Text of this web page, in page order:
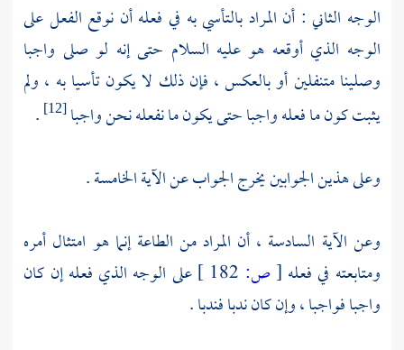
الوجه الثاني : أن المراد بالتأسي به في فعله أن نوقع الفعل على
الوجه الذي أوقعه هو عليه السلام حتى إنه لو صلى واجبا
وصلينا متنفلين أو بالعكس ، فإن ذلك لا يكون تأسيا به ، ولم
يثبت كون ما فعله واجبا حتى يكون ما نفعله نحن واجبا[12]
.
وعلى هذين الجوابين يخرج الجواب عن الآية الخامسة .
وعن الآية السادسة ، أن المراد من الطاعة إنما هو امتثال أمره
ومتابعته في فعله [ص:
على الوجه الذي فعله إن كان
واجبا فواجبا ، وإن كان ندبا فندبا .